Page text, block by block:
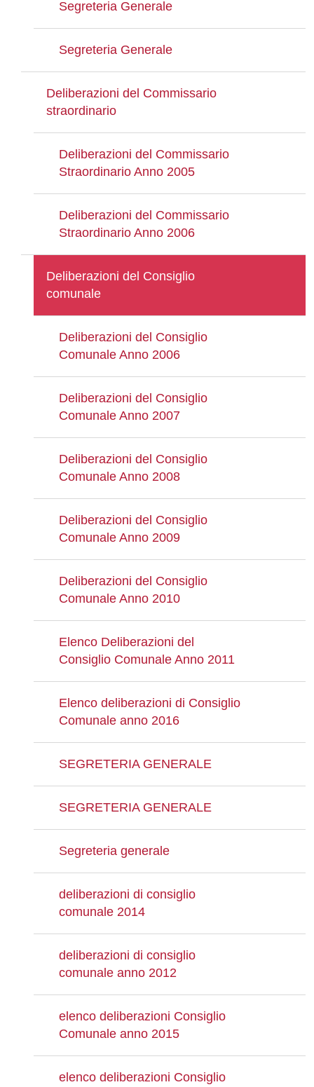
Segreteria Generale
Segreteria Generale
Deliberazioni del Commissario
straordinario
Deliberazioni del Commissario
Straordinario Anno 2005
Deliberazioni del Commissario
Straordinario Anno 2006
Deliberazioni del Consiglio
comunale
Deliberazioni del Consiglio
Comunale Anno 2006
Deliberazioni del Consiglio
Comunale Anno 2007
Deliberazioni del Consiglio
Comunale Anno 2008
Deliberazioni del Consiglio
Comunale Anno 2009
Deliberazioni del Consiglio
Comunale Anno 2010
Elenco Deliberazioni del
Consiglio Comunale Anno 2011
Elenco deliberazioni di Consiglio
Comunale anno 2016
SEGRETERIA GENERALE
SEGRETERIA GENERALE
Segreteria generale
deliberazioni di consiglio
comunale 2014
deliberazioni di consiglio
comunale anno 2012
elenco deliberazioni Consiglio
Comunale anno 2015
elenco deliberazioni Consiglio